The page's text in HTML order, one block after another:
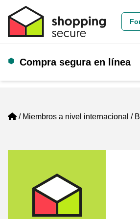
Compra segura en línea
Home
Miembros a nivel internacional